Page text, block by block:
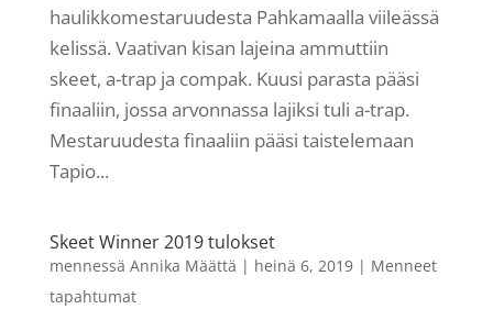
haulikkomestaruudesta Pahkamaalla viileässä
kelissä. Vaativan kisan lajeina ammuttiin
skeet, a-trap ja compak. Kuusi parasta pääsi
finaaliin, jossa arvonnassa lajiksi tuli a-trap.
Mestaruudesta finaaliin pääsi taistelemaan
Tapio...
Skeet Winner 2019 tulokset
mennessä Annika Määttä | heinä 6, 2019| Menneet
tapahtumat